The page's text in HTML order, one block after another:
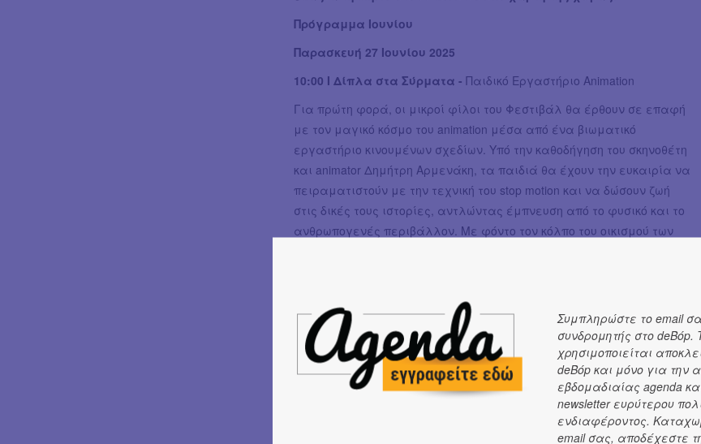
Πρόγραμμα Ιουνίου
Παρασκευή 27 Ιουνίου 2025
10:00 Ι Δίπλα στα Σύρματα - Παιδικό Εργαστήριο Animation
Για πρώτη φορά, οι μικροί φίλοι του Φεστιβάλ θα έρθουν σε επαφή
με τον μαγικό κόσμο του animation μέσα από ένα βιωματικό
εργαστήριο κινουμένων σχεδίων. Υπό την καθοδήγηση του σκηνοθέτη
και animator Δημήτρη Αρμενάκη, τα παιδιά θα έχουν την ευκαιρία να
πειραματιστούν με την τεχνική του stop motion και να δώσουν ζωή
στις δικές τους ιστορίες, αντλώντας έμπνευση από το φυσικό και το
ανθρωπογενές περιβάλλον. Με φόντο τον κόλπο του οικισμού των
σχεδιάσουν σκηνικά και ιστορίες που θα αφηγούνται τη σχέση τους
με τη θάλασσα. Η ολοκλήρωση του εργαστηρίου θα σηματοδοτηθεί
από τη δημιουργία μιας μικρής συλλογικής ταινίας animation, η
οποία θα προβληθεί κατά τη διάρκεια του Φεστιβάλ.
21:00 I Τελετή Έναρξης & Συναυλία με τον Παντελή Θαλασσινό
Η Τελετή Έναρξης του Φεστιβάλ θα ξεκινήσει με ένα θερμό
Συμπληρώστε το email
συνδρομητής στο
χρησιμοποιείται
deBόp και μόνο για την
εβδομαδιαίας agenda
newsletter ευρύτερου
ενδιαφέροντος.
email σας, αποδέχεστε